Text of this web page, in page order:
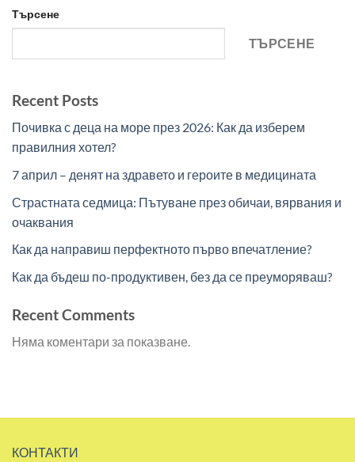
Търсене
ТЪРСЕНЕ
Recent Posts
Почивка с деца на море през 2026: Как да изберем
правилния хотел?
7 април – денят на здравето и героите в медицината
Страстната седмица: Пътуване през обичаи, вярвания и
очаквания
Как да направиш перфектното първо впечатление?
Как да бъдеш по-продуктивен, без да се преуморяваш?
Recent Comments
Няма коментари за показване.
КОНТАКТИ